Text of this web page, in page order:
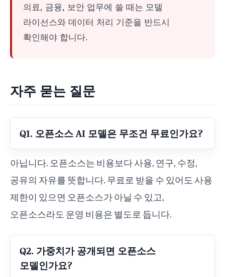
의료, 금융, 보안 업무에 쓸 때는 모델
라이선스와 데이터 처리 기준을 반드시
확인해야 합니다.
자주 묻는 질문
Q1. 오픈소스 AI 모델은 무조건 무료인가요?
아닙니다. 오픈소스는 비용보다 사용, 연구, 수정,
공유의 자유를 뜻합니다. 무료로 받을 수 있어도 사용
제한이 있으면 오픈소스가 아닐 수 있고,
오픈소스라도 운영 비용은 별도로 듭니다.
Q2. 가중치가 공개되면 오픈소스
모델인가요?